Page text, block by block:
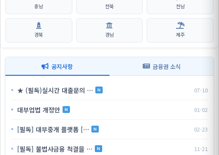
충남 전북 전남
경북 경남 제주
공지사항 금융권 소식
★ (필독)실시간 대출문의 … N 07-10
대부업법 개정안 N 01-02
[필독] 대부중개 플랫폼 [… N 02-23
[필독] 불법사금융 척결을 … N 11-21